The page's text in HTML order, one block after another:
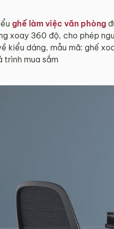
ghế làm việc văn phòng
xoay 360 độ, cho phép
kiểu dáng, mẫu mã: ghế
trình mua sắm